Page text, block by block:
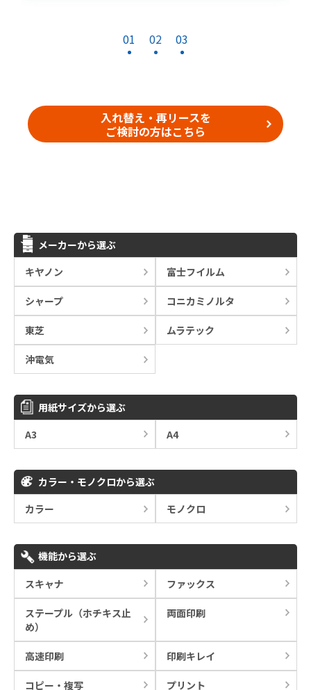
01 02 03
入れ替え・再リースを
ご検討の方はこちら
メーカーから選ぶ
キヤノン
富士フイルム
シャープ コニカミノルタ
東芝 ムラテック
沖電気
用紙サイズから選ぶ
A3
A4
カラー・モノクロから選ぶ
カラー
モノクロ
機能から選ぶ
スキャナ
ファックス
ステープル（ホチキス止
め）
両面印刷
高速印刷 印刷キレイ
コピー・複写 プリント